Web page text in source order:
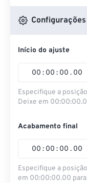
Início do ajuste
00 : 00 : 00 . 00
Especifique a
Deixe em
Acabamento final
00 : 00 : 00 . 00
Especifique a
em 00:00:00.00